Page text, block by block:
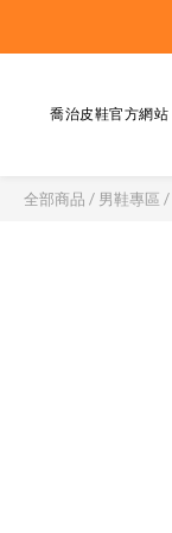
喬治皮鞋官方網站
全部商品 / 男鞋專區 /